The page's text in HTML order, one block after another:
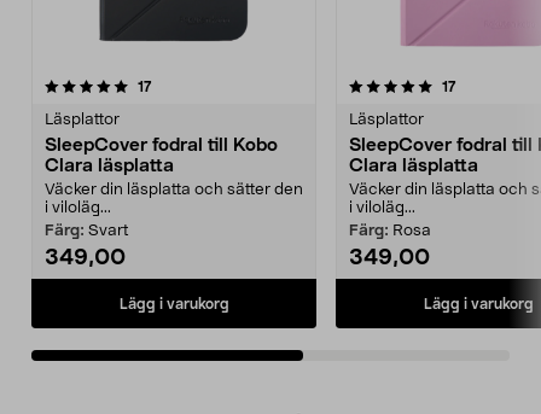
17recensioner
Läsplattor
SleepCover fodral till Kobo
Clara läsplatta
Väcker din läsplatta och sätter den
i viloläg...
Färg: Svart
349,00
Lägg i varukorg
5.0av 5 stjärnor 17recensioner
Läsplattor
SleepCover fodral till
Clara läsplatta
Väcker din läsplatta och
i viloläg...
Färg: Rosa
349,00
Lägg i varukorg
0.0 av 5 stjärnor